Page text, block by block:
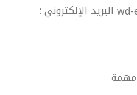
البريد الإلكتروني :
مهمة